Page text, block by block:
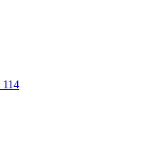
114